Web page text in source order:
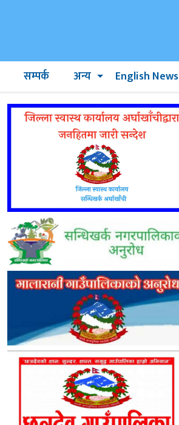
सम्पर्क अन्य English News